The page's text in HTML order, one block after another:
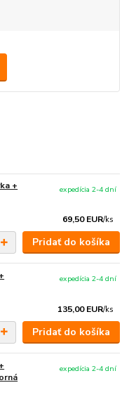
+
69,50 EUR/ks
expedícia 2-4 dní
Pridať do košíka
135,00 EUR/ks
expedícia 2-4 dní
Pridať do košíka
expedícia 2-4 dní